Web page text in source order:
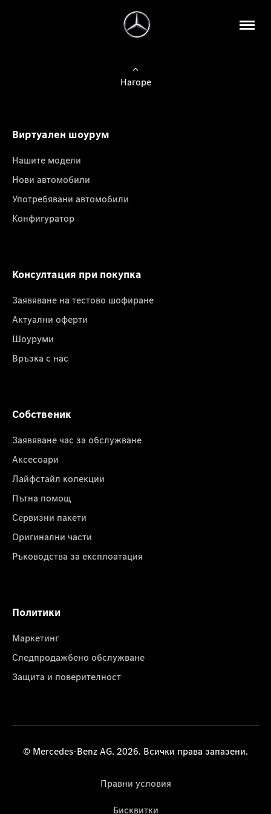
Нагоре
Виртуален шоурум
Нашите модели
Нови автомобили
Употребявани автомобили
Конфигуратор
Консултация при покупка
Заявяване на тестово шофиране
Актуални оферти
Шоуруми
Връзка с нас
Собственик
Заявяване час за обслужване
Аксесоари
Лайфстайл колекции
Пътна помощ
Сервизни пакети
Оригинални части
Ръководства за експлоатация
Политики
Маркетинг
Следпродажбено обслужване
Защита и поверителност
© Mercedes-Benz AG. 2026. Всички права запазени.
Правни условия
Бисквитки